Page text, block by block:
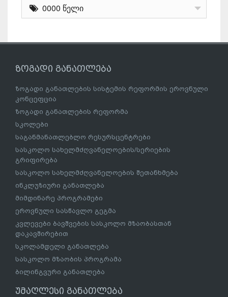
0000 წელი
ზოგადი განათლება
ზოგადი განათლების სისტემის რეფორმის ეროვნული
კონცეფცია
ზოგადი განათლების რეფორმა
სკოლები
საგანმანათლებლო რესურსცენტრები
სასკოლო სახელმძღვანელოების/სერიების
გრიფირება
სასკოლო სახელმძღვანელოების შეთანხმება
ინკლუზიური განათლება
მიმდინარე პროგრამები
ეროვნული სასწავლო გეგმა
კვლევები ბავშვების სასკოლო მზაობასთან
დაკავშირებით
სკოლამდელი განათლება
სასკოლო მზაობის პროგრამა
ბილინგვური განათლება
უმაღლესი განათლება